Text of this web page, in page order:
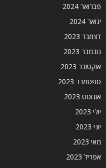
פברואר 2024
ינואר 2024
דצמבר 2023
נובמבר 2023
אוקטובר 2023
ספטמבר 2023
אוגוסט 2023
יולי 2023
יוני 2023
מאי 2023
אפריל 2023